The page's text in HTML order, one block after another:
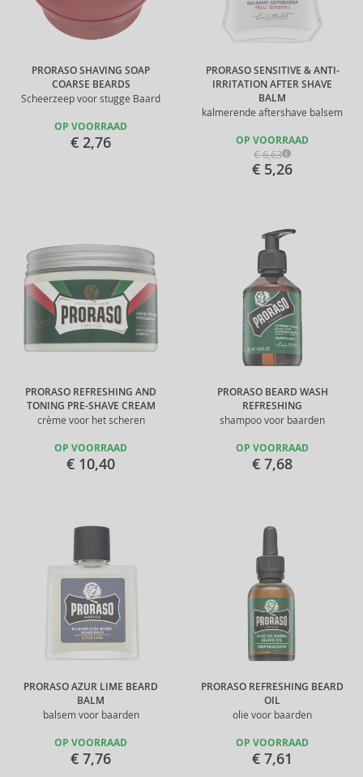
PRORASO SHAVING SOAP
COARSE BEARDS
Scheerzeep voor stugge Baard
OP VOORRAAD
€ 2,76
PRORASO SENSITIVE & ANTI-
IRRITATION AFTER SHAVE
BALM
kalmerende aftershave balsem
OP VOORRAAD
€ 6,63
€ 5,26
PRORASO REFRESHING AND
TONING PRE-SHAVE CREAM
crème voor het scheren
OP VOORRAAD
€ 10,40
PRORASO BEARD WASH
REFRESHING
shampoo voor baarden
OP VOORRAAD
€ 7,68
PRORASO AZUR LIME BEARD
BALM
balsem voor baarden
OP VOORRAAD
€ 7,76
PRORASO REFRESHING BEARD
OIL
olie voor baarden
OP VOORRAAD
€ 7,61